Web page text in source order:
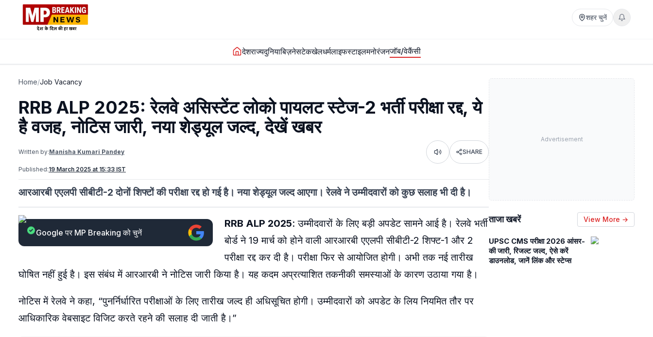
शहर चुनें
देशराज्यदुनियाबिज़नेसटेकखेलधर्मलाइफस्टाइलमनोरंजनजॉब/वेकैंसी
Home/Job Vacancy
RRB ALP 2025: रेलवे असिस्टेंट लोको पायलट स्टेज-2 भर्ती परीक्षा रद्द, ये
है वजह, नोटिस जारी, नया शेड्यूल जल्द, देखें खबर
Written by:Manisha Kumari Pandey Listen SHARE
Published:19 March 2025 at 15:33 IST
आरआरबी एएलपी सीबीटी-2 दोनों शिफ्टों की परीक्षा रद्द हो गई है। नया शेड्यूल जल्द आएगा। रेलवे ने उम्मीदवारों को कुछ सलाह भी दी है।
Google पर MP Breaking को चुनें
RRB ALP 2025: उम्मीदवारों के लिए बड़ी अपडेट सामने आई है। रेलवे भर्ती
बोर्ड ने 19 मार्च को होने वाली आरआरबी एएलपी सीबीटी-2 शिफ्ट-1 और 2
परीक्षा रद्द कर दी है। परीक्षा फिर से आयोजित होगी। अभी तक नई तारीख
घोषित नहीं हुई है। इस संबंध में आरआरबी ने नोटिस जारी किया है। यह कदम अप्रत्याशित तकनीकी समस्याओं के कारण उठाया गया है।
नोटिस में रेलवे ने कहा, “पुनर्निर्धारित परीक्षाओं के लिए तारीख जल्द ही अधिसूचित होगी। उम्मीदवारों को अपडेट के लिय नियमित तौर पर
आधिकारिक वेबसाइट विजिट करते रहने की सलाह दी जाती है।”
Advertisement
ताजा खबरें View More →
UPSC CMS परीक्षा 2026 आंसर-
की जारी, रिजल्ट जल्द, ऐसे करें
डाउनलोड, जानें लिंक और स्टेप्स